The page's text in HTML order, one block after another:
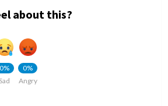
about this?
0%
Sad
0%
Angry